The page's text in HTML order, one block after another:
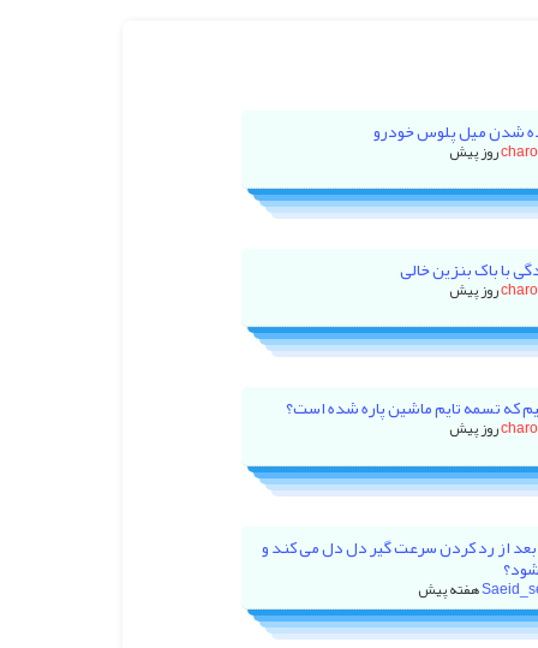
شدن میل پلوس خودرو
با باک بنزین خالی
که تسمه تایم ماشین پاره شده است؟
از رد کردن سرعت گیر دل دل می کند و